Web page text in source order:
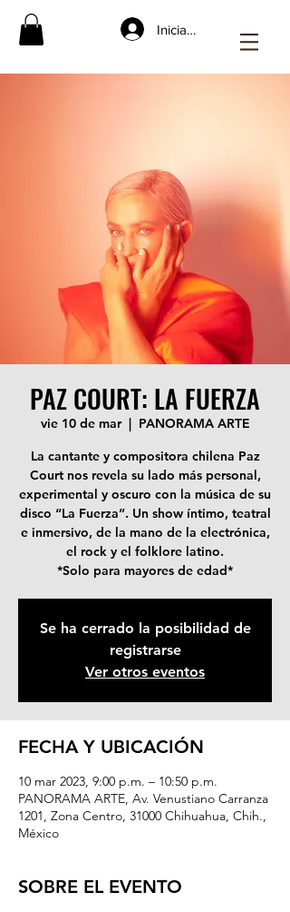
Iniciar sesión
PAZ COURT: LA FUERZA
vie 10 de mar
  |
PANORAMA ARTE
La cantante y compositora chilena Paz
Court nos revela su lado más personal,
experimental y oscuro con la música de su
disco “La Fuerza”. Un show íntimo, teatral
e inmersivo, de la mano de la electrónica,
el rock y el folklore latino.
*Solo para mayores de edad*
Se ha cerrado la posibilidad de
registrarse
Ver otros eventos
FECHA Y UBICACIÓN
10 mar 2023, 9:00 p.m. – 10:50 p.m.
PANORAMA ARTE, Av. Venustiano Carranza
1201, Zona Centro, 31000 Chihuahua, Chih.,
México
SOBRE EL EVENTO